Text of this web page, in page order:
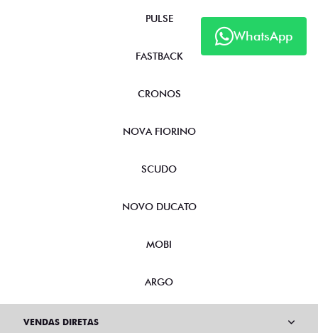
WhatsApp
PULSE
FASTBACK
CRONOS
NOVA FIORINO
SCUDO
NOVO DUCATO
MOBI
ARGO
VENDAS DIRETAS